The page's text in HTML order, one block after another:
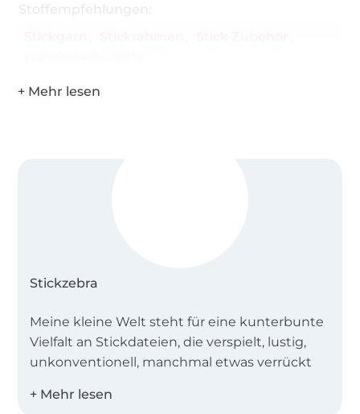
Stoffempfehlungen:
Stickzebra
Meine kleine Welt steht für eine kunterbunte
Vielfalt an Stickdateien, die verspielt, lustig,
unkonventionell, manchmal etwas verrückt
wunderschöne Dinge zaubern kannst.